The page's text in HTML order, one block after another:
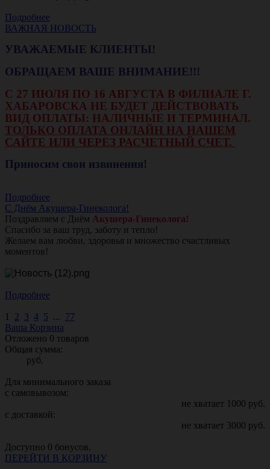
Подробнее
ВАЖНАЯ НОВОСТЬ
УВАЖАЕМЫЕ КЛИЕНТЫ!
ОБРАЩАЕМ ВАШЕ ВНИМАНИЕ!!!
С 27 ИЮЛЯ ПО 16 АВГУСТА В ФИЛИАЛЕ Г.
ХАБАРОВСКА НЕ БУДЕТ ДЕЙСТВОВАТЬ
ВИД ОПЛАТЫ: НАЛИЧНЫЕ И ТЕРМИНАЛ.
ТОЛЬКО ОПЛАТА ОНЛАЙН НА НАШЕМ
САЙТЕ ИЛИ ЧЕРЕЗ РАСЧЕТНЫЙ СЧЕТ.
Приносим свои извинения!
Подробнее
С Днём Акушера-Гинеколога!
Поздравляем с Днём Акушера-Гинеколога!
Спасибо за ваш труд, заботу и тепло!
Желаем вам любви, здоровья и множество счастливых
моментов!
Подробнее
1 2 3 4 5 ... 77
Ваша Корзина
Отложено 0 товаров
Общая сумма:
руб.
Для минимального заказа
с самовывозом:
не хватает 1000 руб.
с доставкой:
не хватает 3000 руб.
Доступно 0 бонусов.
ПЕРЕЙТИ В КОРЗИНУ